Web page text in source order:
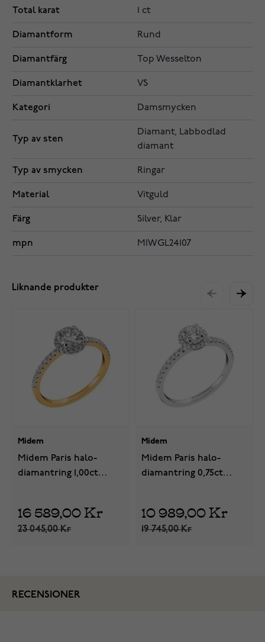
Total karat 1 ct
Diamantform Rund
Diamantfärg Top Wesselton
Diamantklarhet VS
Kategori Damsmycken
Typ av sten
Diamant, Labbodlad
diamant
Typ av smycken Ringar
Material Vitguld
Färg Silver, Klar
mpn MIWGL24107
Liknande produkter
Midem
Midem Paris halo-
diamantring 1,00ct
16 589,00 Kr
23 045,00 Kr
Midem
Midem Paris halo-
diamantring 0,75ct
10 989,00 Kr
19 745,00 Kr
RECENSIONER